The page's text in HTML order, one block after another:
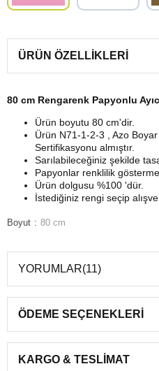
ÜRÜN ÖZELLIKLERI
80 cm Rengarenk Papyonlu
Ürün boyutu 80 cm'dir.
Ürün N71-1-2-3 , Azo
Sertifikasyonu almıştır.
Sarılabileceğiniz şekilde
Papyonlar renklilik
Ürün dolgusu %100 'dür.
İstediğiniz rengi seçip
Boyut 80 cm
YORUMLAR(11)
ÖDEME SEÇENEKLERI
KARGO & TESLIMAT